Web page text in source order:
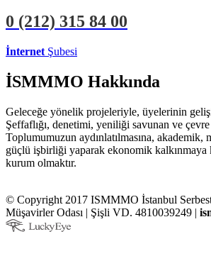
0 (212) 315 84 00
İnternet Şubesi
İSMMMO Hakkında
Geleceğe yönelik projeleriyle, üyelerinin
Şeffaflığı, denetimi, yeniliği savunan ve çevre
Toplumumuzun aydınlatılmasına, akademik,
güçlü işbirliği yaparak ekonomik kalkınmaya
kurum olmaktır.
© Copyright 2017 ISMMMO İstanbul
Müşavirler Odası | Şişli VD. 4810039249 |